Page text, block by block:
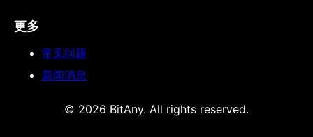
更多
常见问题
新闻消息
© 2026 BitAny. All rights reserved.